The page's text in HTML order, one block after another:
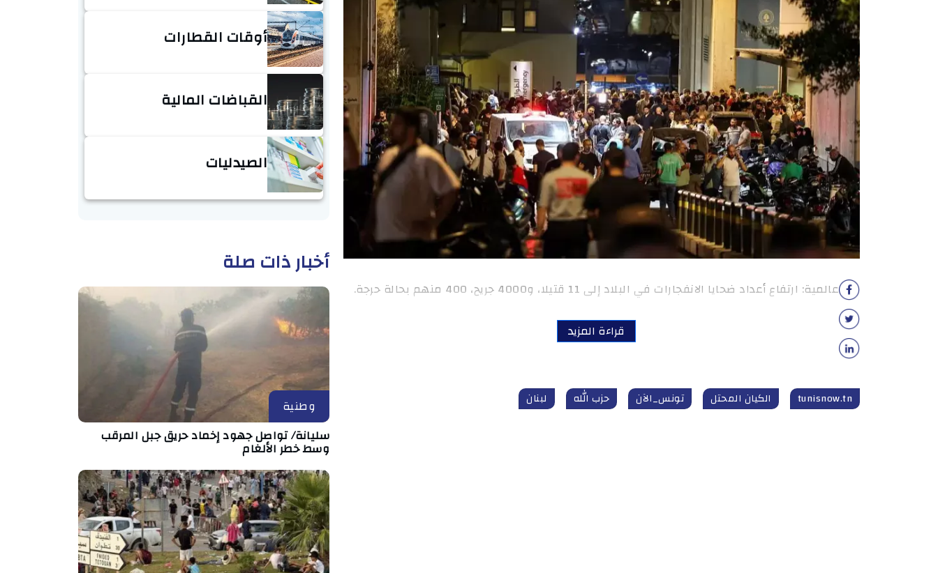
عالمية: ارتفاع أعداد ضحايا الانفجارات في البلاد إلى 11 قتيلا، و4000 جريح، 400 منهم بحالة حرجة.
قراءة المزيد
tunisnow.tn الكيان المحتل تونس_الآن حزب الله لبنان
أوقات القطارات
القباضات المالية
الصيدليات
أخبار ذات صلة
وطنية
سليانة/ تواصل جهود إخماد حريق جبل المرقب
وسط خطر الألغام